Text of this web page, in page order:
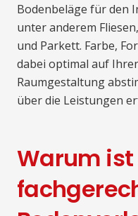
Bodenbeläge für den
unter anderem
und Parkett. Farbe,
dabei optimal auf
Raumgestaltung
über die Leistungen
Warum